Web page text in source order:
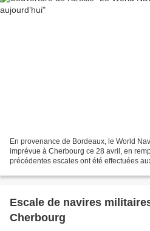
En provenance de Bordeaux, le World
imprévue à Cherbourg ce 28 avril, en
précédentes escales ont été effectuées
Escale de navires
Cherbourg